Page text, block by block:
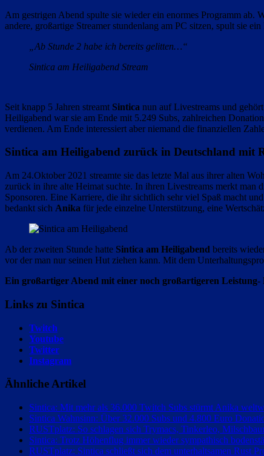
Am gestrigen Abend spulte sie wieder ein enormes Programm
andere, großartige Streamer stundenlang am PC sitzen, spult sie
„Ab Stunde 2 habe ich bereits gelitten…“
Sintica am Heiligabend Stream
Seit knapp 5 Jahren streamt Sintica nun auf Livestreams und
Heiligabend war sie am Ende mit 5.249 Subs, zahlreichen
verdienen. Am Ende interessiert aber niemand die finanziellen
Sintica am Heiligabend zurück in Deutschland mit
Am 24.Oktober 2021 streamte sie das letzte Mal aus ihrer alten
zurück in ihre alte Heimat suchte. In ihren Livestreams merkt man
Sponsoren. Eine Karriere, die ihr sichtlich sehr viel Spaß macht
bedankt sich Anika für jede einzelne Unterstützung, eine
Ab der zweiten Stunde hatte Sintica am Heiligabend bereits
vor der man nur seinen Hut ziehen kann. Mit dem
Ein großartiger Abend mit einer noch großartigeren Leistung-
Links zu Sintica
Twitch
Youtube
Twitter
Instagram
Ähnliche Artikel
Sintica: Mit mehr als 36.000 Twitch Subs stürmt Anika
Sintica Wahnsinn: Über 32.000 Subs und 4.800 Euro
RUSTplatz: So schlagen sich Trymacs, Tinkerleo,
Sintica: Trotz Höhenflug immer wieder sympathisch
RUSTplatz: Sintica schließt sich dem unterhaltsamen Rust